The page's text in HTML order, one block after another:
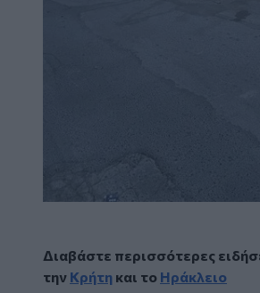
Διαβάστε περισσότερες
την Κρήτη και το Ηράκλειο